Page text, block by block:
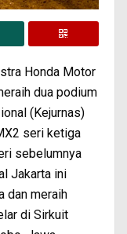
Honda Motor
dua podium
(Kejurnas)
seri ketiga
sebelumnya
Jakarta ini
dan meraih
di Sirkuit